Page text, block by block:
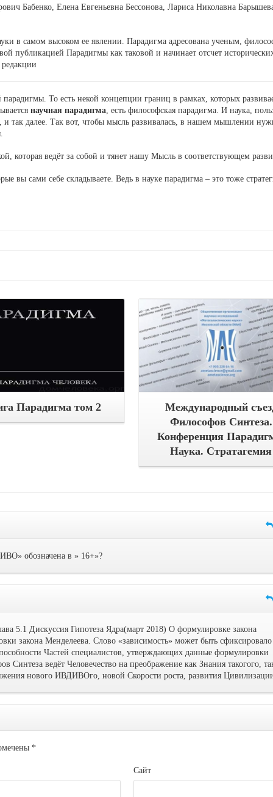
Бабенко, Елена Евгеньевна Бессонова, Лариса Николавна
в самом высоком ее явлении. Парадигма адресована ученым,
публикацией Парадигмы как таковой и начинает отсчет
То есть некой концепции границ в рамках, которых
научная парадигма, есть философская парадигма. И наука,
и так далее. Так вот, чтобы мысль развивалась, в нашем мышлении
которая ведёт за собой и тянет нашу Мысль в соответствующем
вы сами себе складываете. Ведь в науке парадигма – это тоже
Парадигма том 2
Международный
Философов Синтеза.
Конференция
Наука. Стратагемия
обозначена в » 16+»?
5.1 Дискуссия Гипотеза Ядра(март 2018) О формулировке закона
закона Менделеева. Слово «зависимость» может быть сфиксировало
Частей специалистов, утверждающих данные формулировки
Синтеза ведёт Человечество на преображение как Знания такогого,
нового ИВДИВОго, новой Скорости роста, развития
*
Сайт